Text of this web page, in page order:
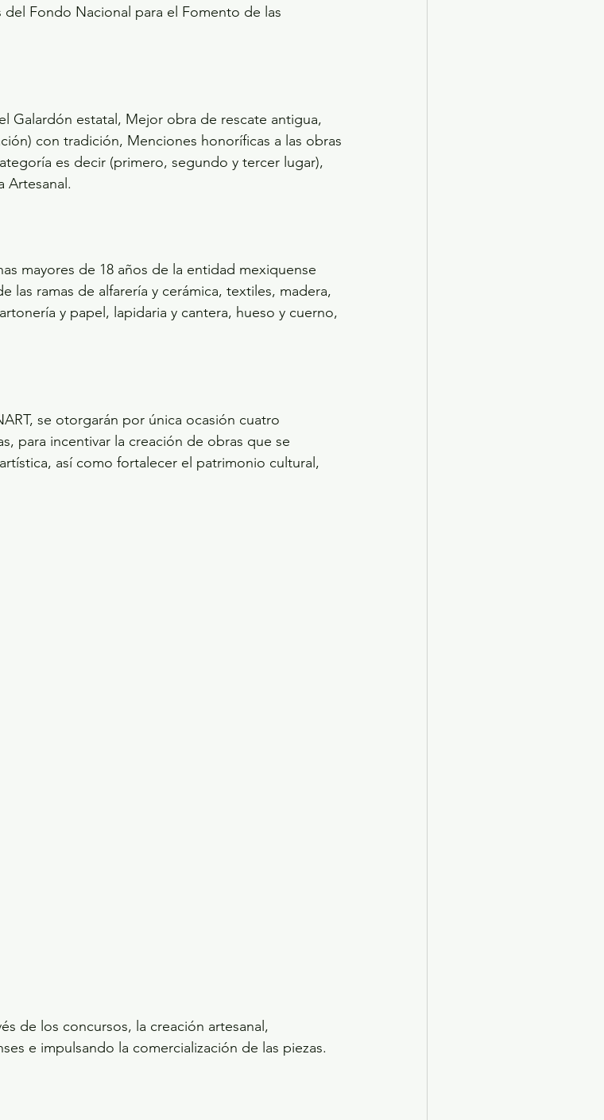
del Fondo Nacional para el Fomento de las
Galardón estatal, Mejor obra de rescate antigua,
con tradición, Menciones honoríficas a las obras
es decir (primero, segundo y tercer lugar),
Artesanal.
mayores de 18 años de la entidad mexiquense
las ramas de alfarería y cerámica, textiles, madera,
y papel, lapidaria y cantera, hueso y cuerno,
se otorgarán por única ocasión cuatro
para incentivar la creación de obras que se
así como fortalecer el patrimonio cultural,
de los concursos, la creación artesanal,
e impulsando la comercialización de las piezas.